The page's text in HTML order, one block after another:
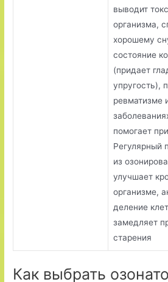
выводит
организма,
хорошему
состояние
(придает
упругость),
ревматизме
помогает
Регулярный
из
улучшает
организме,
деление
замедляет
старения
Как выбрать